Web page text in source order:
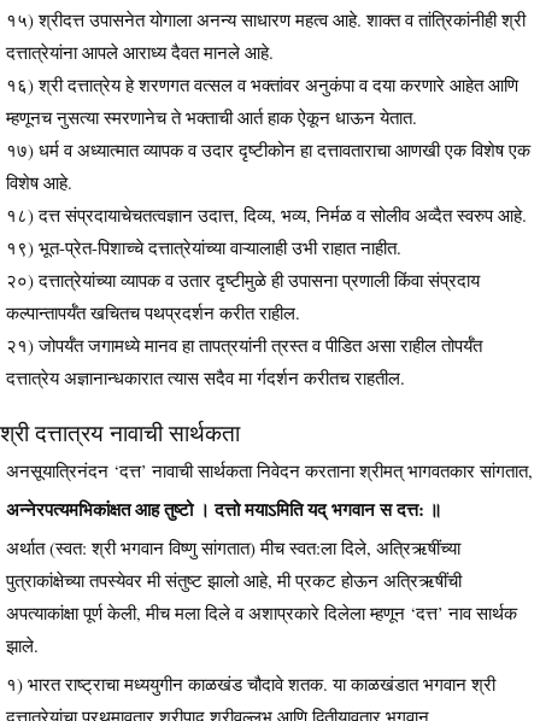
१५) श्रीदत्त उपासनेत योगाला अनन्य साधारण महत्व आहे. शाक्त व तांत्रिकांनीही श्री
दत्तात्रेयांना आपले आराध्य दैवत मानले आहे.
१६) श्री दत्तात्रेय हे शरणगत वत्सल व भक्तांवर अनुकंपा व दया करणारे आहेत आणि
म्हणूनच नुसत्या स्मरणानेच ते भक्ताची आर्त हाक ऐकून धाऊन येतात.
१७) धर्म व अध्यात्मात व्यापक व उदार दृष्टीकोन हा दत्तावताराचा आणखी एक विशेष एक
विशेष आहे.
१८) दत्त संप्रदायाचेचतत्वज्ञान उदात्त, दिव्य, भव्य, निर्मळ व सोलीव अव्दैत स्वरुप आहे.
१९) भूत-प्रेत-पिशाच्चे दत्तात्रेयांच्या वाऱ्यालाही उभी राहात नाहीत.
२०) दत्तात्रेयांच्या व्यापक व उतार दृष्टीमुळे ही उपासना प्रणाली किंवा संप्रदाय
कल्पान्तापर्यँत खचितच पथप्रदर्शन करीत राहील.
२१) जोपर्यँत जगामध्ये मानव हा तापत्रयांनी त्रस्त व पीडित असा राहील तोपर्यँत
दत्तात्रेय अज्ञानान्धकारात त्यास सदैव मा र्गदर्शन करीतच राहतील.
श्री दत्तात्रय नावाची सार्थकता
अनसूयात्रिनंदन ‘दत्त’ नावाची सार्थकता निवेदन करताना श्रीमत् भागवतकार सांगतात,
अन्नेरपत्यमभिकांक्षत आह तुष्टो । दत्तो मयाऽमिति यद् भगवान स दत्त: ॥
अर्थात (स्वत: श्री भगवान विष्णु सांगतात) मीच स्वत:ला दिले, अत्रिऋषींच्या
पुत्राकांक्षेच्या तपस्येवर मी संतुष्ट झालो आहे, मी प्रकट होऊन अत्रिऋषींची
अपत्याकांक्षा पूर्ण केली, मीच मला दिले व अशाप्रकारे दिलेला म्हणून ‘दत्त’ नाव सार्थक
झाले.
१) भारत राष्ट्राचा मध्ययुगीन काळखंड चौदावे शतक. या काळखंडात भगवान श्री
दत्तात्रेयांचा प्रथमावतार श्रीपाद श्रीवल्लभ आणि द्वितीयावतार भगवान